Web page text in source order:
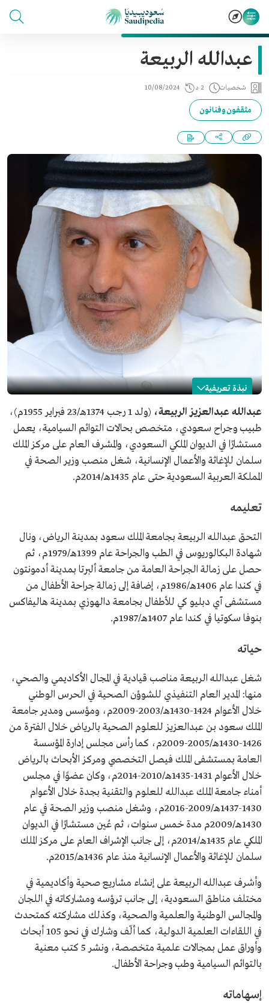
عبدالله الربيعة
شخصيات 2 د 10/08/2024
مثقفون وفنانون
نبذة تعريفية
عبدالله الربيعة
الاسم
عبدالله الربيعة.
المجال المهني
طبيب وجراح سعودي.
تاريخ الولادة
1955م.
متخصص بحالات التوائم السيامية.
المنصب الحالي
المؤهلات العلمية
البكالوريوس في الطب والجراحة.
زمالة الجراحة العامة من جامعة ألبرتا بمدينة أدمونتون في
كندا.
زمالة جراحة الأطفال من مستشفى آي دبليو كي للأطفال
بجامعة دالهوزي بمدينة هاليفاكس بنوفا سكوتيا في كندا.
عبدالله عبدالعزيز الربيعة،
(ولد 1 رجب 1374هـ/23 فبراير 1955م)،
طبيب وجراح سعودي، متخصص بحالات التوائم السيامية، يعمل
مستشارًا في الديوان الملكي السعودي، والمشرف العام على مركز الملك
سلمان للإغاثة والأعمال الإنسانية، شغل منصب وزير الصحة في
المملكة العربية السعودية حتى عام 1435هـ/2014م.
تعليمه
التحق عبدالله الربيعة بجامعة الملك سعود بمدينة الرياض، ونال
شهادة البكالوريوس في الطب والجراحة عام 1399هـ/1979م، ثم
حصل على زمالة الجراحة العامة من جامعة ألبرتا بمدينة أدمونتون
في كندا عام 1406هـ/1986م، إضافة إلى زمالة جراحة الأطفال من
مستشفى آي دبليو كي للأطفال بجامعة دالهوزي بمدينة هاليفاكس
بنوفا سكوتيا في كندا عام 1407هـ/1987م.
حياته
شغل عبدالله الربيعة مناصب قيادية في المجال الأكاديمي والصحي،
منها: المدير العام التنفيذي للشوؤن الصحية في الحرس الوطني
خلال الأعوام 1424-1430هـ/2003-2009م، ومؤسس ومدير جامعة
الملك سعود بن عبدالعزيز للعلوم الصحية بالرياض خلال الفترة من
1426-1430هـ/2005-2009م، كما رأس مجلس إدارة المؤسسة
العامة بمستشفى الملك فيصل التخصصي ومركز الأبحاث بالرياض
خلال الأعوام 1431-1435هـ/2010-2014م، وكان عضوًا في مجلس
أمناء جامعة الملك عبدالله للعلوم والتقنية بجدة خلال الأعوام
1430-1437هـ/2009-2016م، وشغل منصب وزير الصحة في عام
1430هـ/2009م مدة خمس سنوات، ثم عُين مستشارًا في الديوان
الملكي عام 1435هـ/2014م، إلى جانب الإشراف العام على مركز الملك
سلمان للإغاثة والأعمال الإنسانية منذ عام 1436هـ/2015م.
وأشرف عبدالله الربيعة على إنشاء مشاريع صحية وأكاديمية في
مختلف مناطق السعودية، إلى جانب ترؤسه ومشاركاته في اللجان
والمجالس الوطنية والعلمية والصحية، وكذلك مشاركته كمتحدث
في اللقاءات العلمية الدولية، كما ألّف وشارك في نحو 105 أبحاث
وأوراق عمل بمجالات علمية متخصصة، ونشر 5 كتب معنية
بالتوائم السيامية وطب وجراحة الأطفال.
إسهاماته